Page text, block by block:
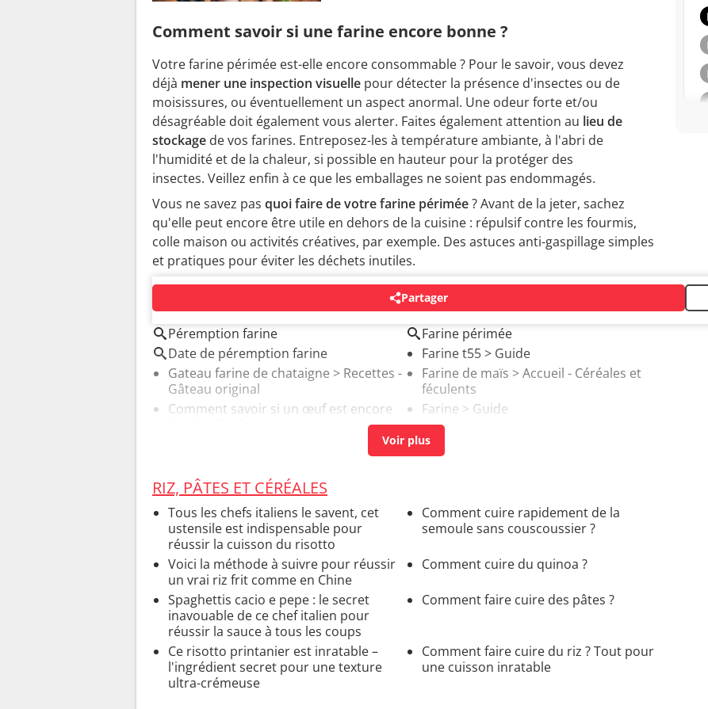
Comment savoir si une farine encore bonne ?
Votre farine périmée est-elle encore consommable ? Pour le savoir, vous devez
déjà mener une inspection visuelle pour détecter la présence d'insectes ou de
moisissures, ou éventuellement un aspect anormal. Une odeur forte et/ou
désagréable doit également vous alerter. Faites également attention au lieu de
stockage de vos farines. Entreposez-les à température ambiante, à l'abri de
l'humidité et de la chaleur, si possible en hauteur pour la protéger des
insectes. Veillez enfin à ce que les emballages ne soient pas endommagés.
Vous ne savez pas quoi faire de votre farine périmée? Avant de la jeter, sachez
qu'elle peut encore être utile en dehors de la cuisine : répulsif contre les fourmis,
colle maison ou activités créatives, par exemple. Des astuces anti-gaspillage simples
et pratiques pour éviter les déchets inutiles.
Partager
AUTOUR DU MÊME SUJET
Péremption farine
Farine périmée
Date de péremption farine
Farine t55> Guide
Gateau farine de chataigne > Recettes -
Gâteau original
Farine de maïs > Accueil - Céréales et
féculents
Comment savoir si un œuf est encore
Farine > Guide
RIZ, PÂTES ET CÉRÉALES
Tous les chefs italiens le savent, cet
ustensile est indispensable pour
réussir la cuisson du risotto
Comment cuire rapidement de la
semoule sans couscoussier ?
Voici la méthode à suivre pour réussir
un vrai riz frit comme en Chine
Comment cuire du quinoa ?
Spaghettis cacio e pepe : le secret
inavouable de ce chef italien pour
réussir la sauce à tous les coups
Comment faire cuire des pâtes ?
Ce risotto printanier est inratable –
l'ingrédient secret pour une texture
ultra-crémeuse
Comment faire cuire du riz ? Tout pour
une cuisson inratable